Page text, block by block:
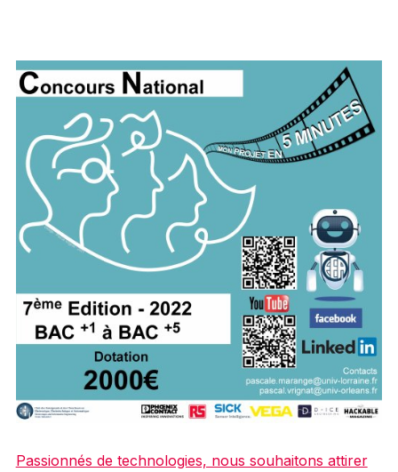
Passionnés de technologies, nous souhaitons attirer